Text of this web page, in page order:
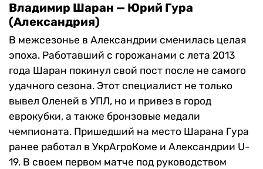
Владимир Шаран — Юрий Гура
(Александрия)
В межсезонье в Александрии сменилась целая
эпоха. Работавший с горожанами с лета 2013
года Шаран покинул свой пост после не самого
удачного сезона. Этот специалист не только
вывел Оленей в УПЛ, но и привез в город
еврокубки, а также бронзовые медали
чемпионата. Пришедший на место Шарана Гура
ранее работал в УкрАгроКоме и Александрии U-
19. В своем первом матче под руководством